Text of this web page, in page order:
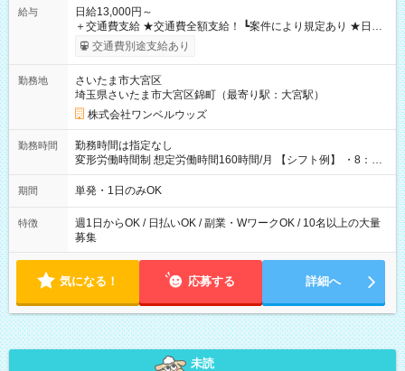
給与
日給13,000円～
＋交通費支給 ★交通費全額支給！ ┗案件により規定あり ★日払
いOK！（規定あり） ┗働いたその日に現金GET♪ お仕事後はコ
ンビニATMから 日払い分を引き落とせます！ 【試用期間】試
交通費別途支給あり
勤務地
さいたま市大宮区
埼玉県さいたま市大宮区錦町（最寄り駅：大宮駅）
株式会社ワンベルウッズ
勤務時間
勤務時間は指定なし
変形労働時間制 想定労働時間160時間/月 【シフト例】 ・8：00
～21：00
期間 単発・1日のみOK
特徴
週1日からOK / 日払いOK / 副業・WワークOK / 10名以上の大量
募集
気になる！ 応募する 詳細へ
未読